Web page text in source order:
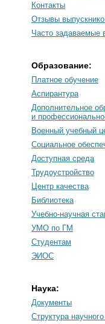
Контакты
Отзывы
Часто задаваемые
Образование:
Платное обучение
Аспирантура
Дополнительное
и
Военный учебный
Социальное
Доступная среда
Трудоустройство
Центр качества
Библиотека
Учебно-научная
УМО по ГМ
Студентам
ЭИОС
Наука:
Документы
Cтруктура